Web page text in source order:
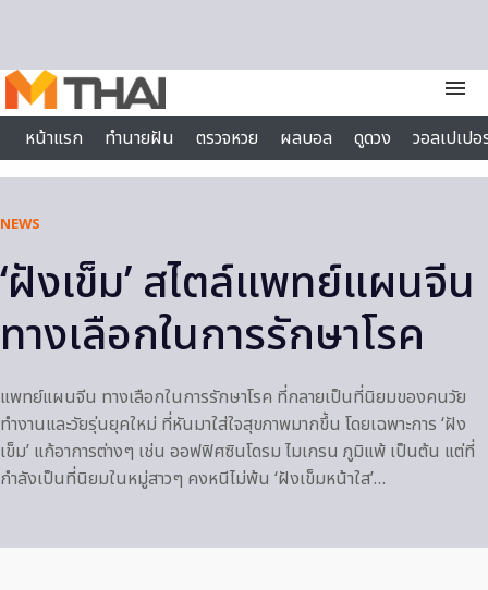
menu
หน้าแรก
ทำนายฝัน ตรวจหวย ผลบอล ดูดวง
วอลเปเป
ไลฟ์สไตล์
NEWS
‘ฝังเข็ม’ สไตล์แพทย์แผนจีน
ทางเลือกในการรักษาโรค
แพทย์แผนจีน ทางเลือกในการรักษาโรค ที่กลายเป็นที่นิยมของคนวัย
ทำงานและวัยรุ่นยุคใหม่ ที่หันมาใส่ใจสุขภาพมากขึ้น โดยเฉพาะการ ‘ฝัง
เข็ม’ แก้อาการต่างๆ เช่น ออฟฟิศซินโดรม ไมเกรน ภูมิแพ้ เป็นต้น แต่ที่
กำลังเป็นที่นิยมในหมู่สาวๆ คงหนีไม่พ้น ‘ฝังเข็มหน้าใส’…